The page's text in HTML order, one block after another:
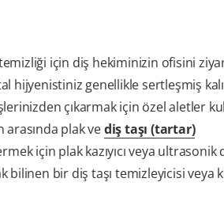
için diş hekiminizin ofisini
hijyenistiniz genellikle sertleşmiş
çıkarmak için özel aletler
plak vediş taşı (tartar)
için plak kazıyıcı veya ultrasonik
bilinen bir diş taşı temizleyicisi veya